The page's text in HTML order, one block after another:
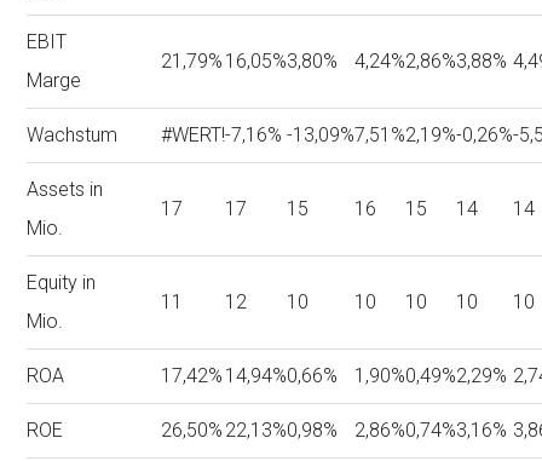
EBIT
Marge
21,79% 16,05%3,80% 4,24%2,86%3,88%
Wachstum #WERT!-7,16% -13,09%7,51%2,19%-0,26%-
Assets in
Mio.
17 17 15 16 15 14 14
Equity in
Mio.
11 12 10 10 10 10 10
ROA 17,42% 14,94%0,66% 1,90%0,49%2,29%
ROE 26,50% 22,13%0,98% 2,86%0,74%3,16%